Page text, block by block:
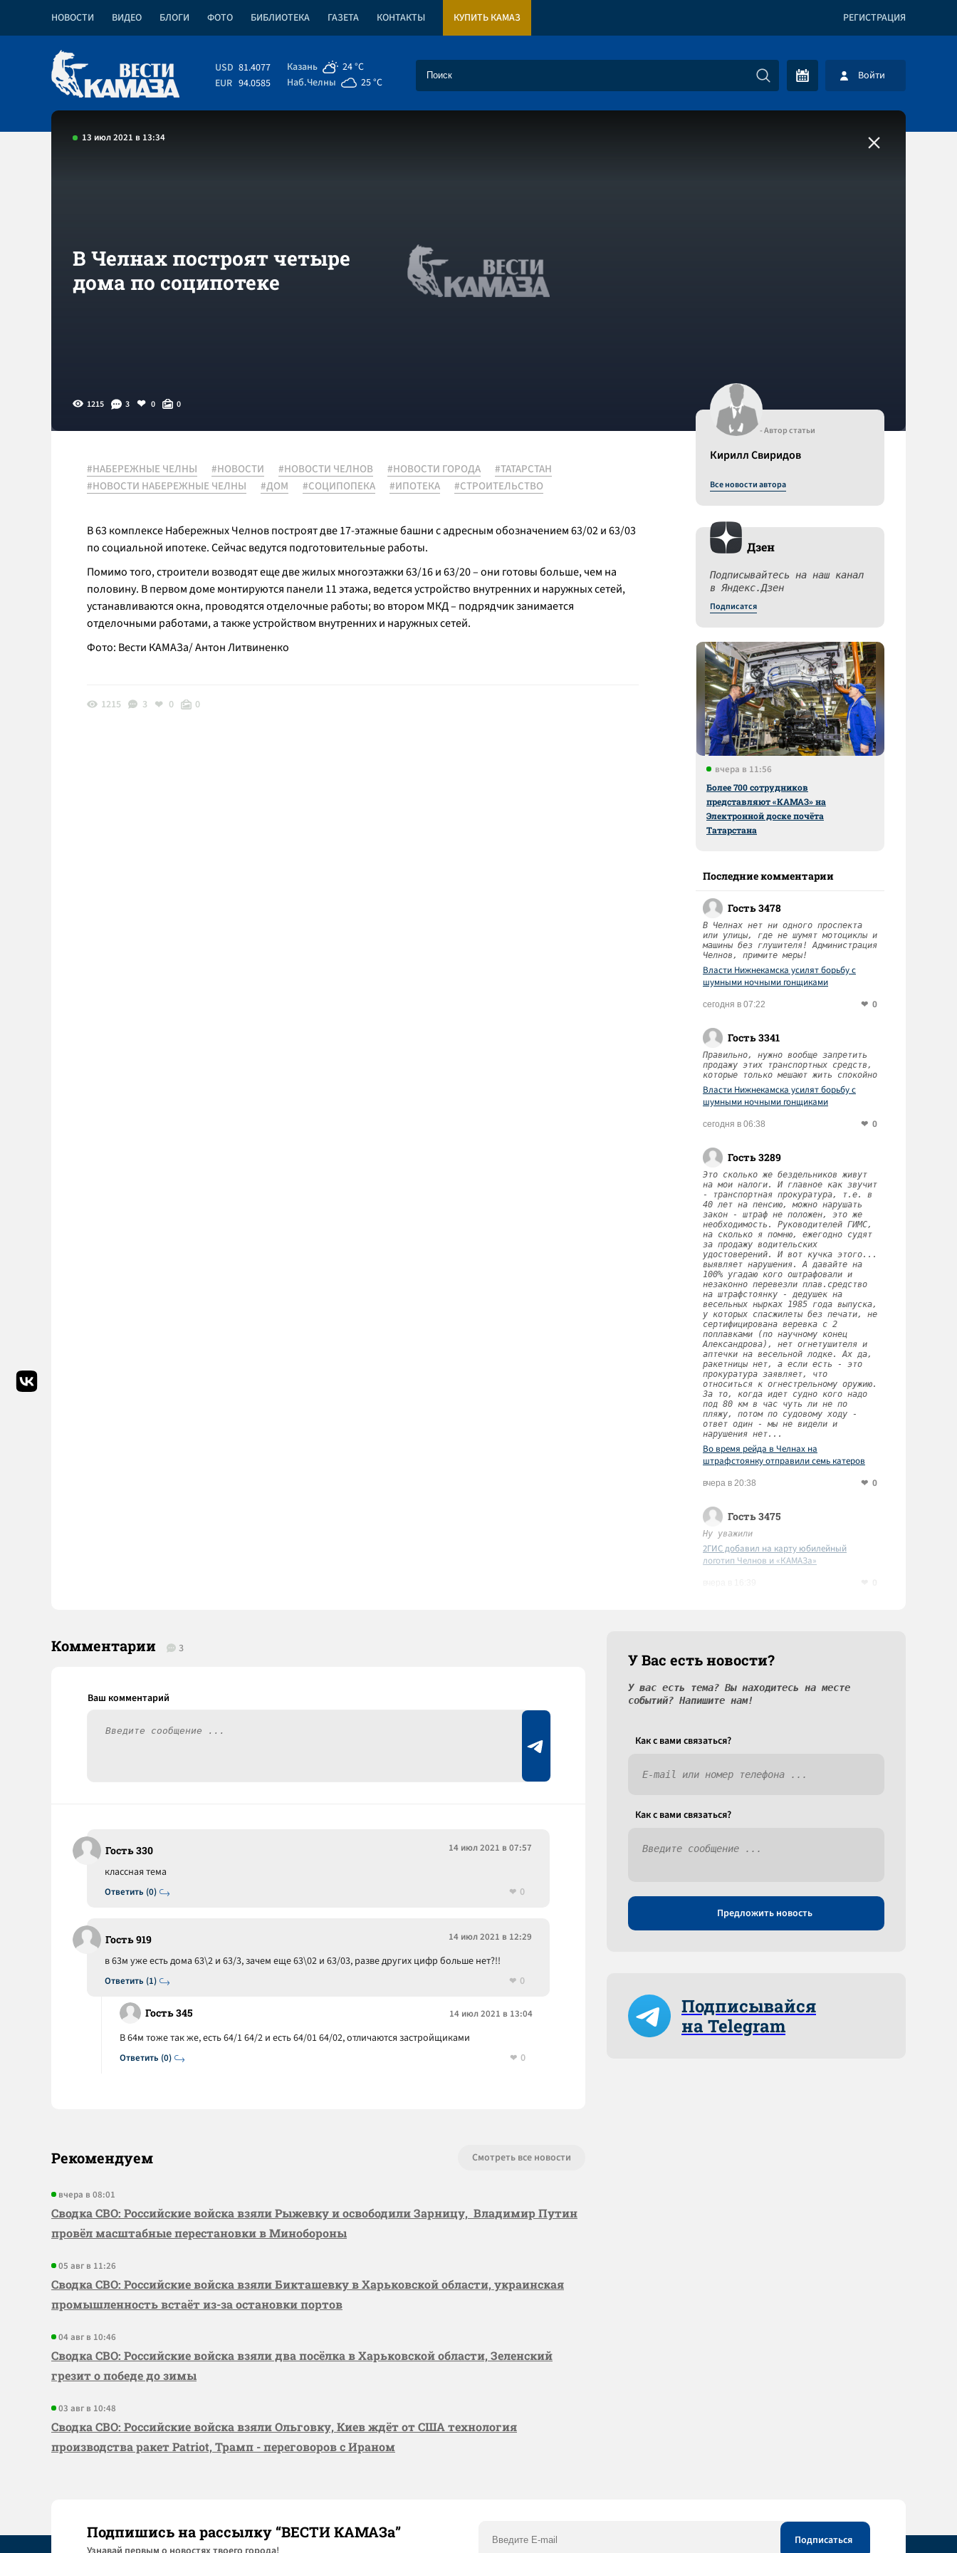
НОВОСТИ ВИДЕО БЛОГИ ФОТО БИБЛИОТЕКА ГАЗЕТА КОНТАКТЫ КУПИТЬ КАМАЗ РЕГИСТРАЦИЯ
USD 81.4077
EUR 94.0585
Казань
24 °C
Наб.Челны
25 °C Войти
13 июл 2021 в 13:34
В Челнах построят четыре
дома по соципотеке
1215 3 0 0
#НАБЕРЕЖНЫЕ ЧЕЛНЫ #НОВОСТИ #НОВОСТИ ЧЕЛНОВ #НОВОСТИ ГОРОДА
#ТАТАРСТАН
#НОВОСТИ НАБЕРЕЖНЫЕ ЧЕЛНЫ
#ДОМ #СОЦИПОПЕКА #ИПОТЕКА #СТРОИТЕЛЬСТВО
В 63 комплексе Набережных Челнов построят две 17-этажные башни с адресным обозначением 63/02 и 63/03
по социальной ипотеке. Сейчас ведутся подготовительные работы.
Помимо того, строители возводят еще две жилых многоэтажки 63/16 и 63/20 – они готовы больше, чем на
половину. В первом доме монтируются панели 11 этажа, ведется устройство внутренних и наружных сетей,
устанавливаются окна, проводятся отделочные работы; во втором МКД – подрядчик занимается
отделочными работами, а также устройством внутренних и наружных сетей.
Фото: Вести КАМАЗа/ Антон Литвиненко
1215 3 0 0
- Автор статьи
Кирилл Свиридов
Все новости автора
Дзен
Подписывайтесь на наш канал
в Яндекс.Дзен
Подписатся
вчера в 11:56
Более 700 сотрудников
представляют «КАМАЗ» на
Электронной доске почёта
Татарстана
Последние комментарии
Гость 3478
В Челнах нет ни одного проспекта
или улицы, где не шумят мотоциклы и
машины без глушителя! Администрация
Челнов, примите меры!
Власти Нижнекамска усилят борьбу с
шумными ночными гонщиками
сегодня в 07:22 0
Гость 3341
Правильно, нужно вообще запретить
продажу этих транспортных средств,
которые только мешают жить спокойно
Власти Нижнекамска усилят борьбу с
шумными ночными гонщиками
сегодня в 06:38 0
Гость 3289
Это сколько же бездельников живут
на мои налоги. И главное как звучит
- транспортная прокуратура, т.е. в
40 лет на пенсию, можно нарушать
закон - штраф не положен, это же
необходимость. Руководителей ГИМС,
на сколько я помню, ежегодно судят
за продажу водительских
удостоверений. И вот кучка этого...
выявляет нарушения. А давайте на
100% угадаю кого оштрафовали и
незаконно перевезли плав.средство
на штрафстоянку - дедушек на
весельных нырках 1985 года выпуска,
у которых спасжилеты без печати, не
сертифицирована веревка с 2
поплавками (по научному конец
Александрова), нет огнетушителя и
аптечки на весельной лодке. Ах да,
ракетницы нет, а если есть - это
прокуратура заявляет, что
относиться к огнестрельному оружию.
За то, когда идет судно кого надо
под 80 км в час чуть ли не по
пляжу, потом по судовому ходу -
ответ один - мы не видели и
нарушения нет...
Во время рейда в Челнах на
штрафстоянку отправили семь катеров
вчера в 20:38 0
Гость 3475
Ну уважили
2ГИС добавил на карту юбилейный
логотип Челнов и «КАМАЗа»
Комментарии 3
Гость 330 14 июл 2021 в 07:57
Ответить (0)
классная тема
0
Гость 919 14 июл 2021 в 12:29
Ответить (1)
в 63м уже есть дома 63\2 и 63/3, зачем еще 63\02 и 63/03, разве других цифр больше нет?!!
0
Гость 345 14 июл 2021 в 13:04
Ответить (0)
В 64м тоже так же, есть 64/1 64/2 и есть 64/01 64/02, отличаются застройщиками
0
Рекомендуем Смотреть все новости
вчера в 08:01
Сводка СВО: Российские войска взяли Рыжевку и освободили Зарницу, Владимир Путин
провёл масштабные перестановки в Минобороны
05 авг в 11:26
Сводка СВО: Российские войска взяли Бикташевку в Харьковской области, украинская
промышленность встаёт из-за остановки портов
04 авг в 10:46
Сводка СВО: Российские войска взяли два посёлка в Харьковской области, Зеленский
грезит о победе до зимы
03 авг в 10:48
Сводка СВО: Российские войска взяли Ольговку, Киев ждёт от США технология
производства ракет Patriot, Трамп - переговоров с Ираном
У Вас есть новости?
У вас есть тема? Вы находитесь на месте
событий? Напишите нам!
Как c вами связаться?
Как c вами связаться?
Предложить новость
Подписывайся
на Telegram
Подпишись на рассылку “ВЕСТИ КАМАЗа”